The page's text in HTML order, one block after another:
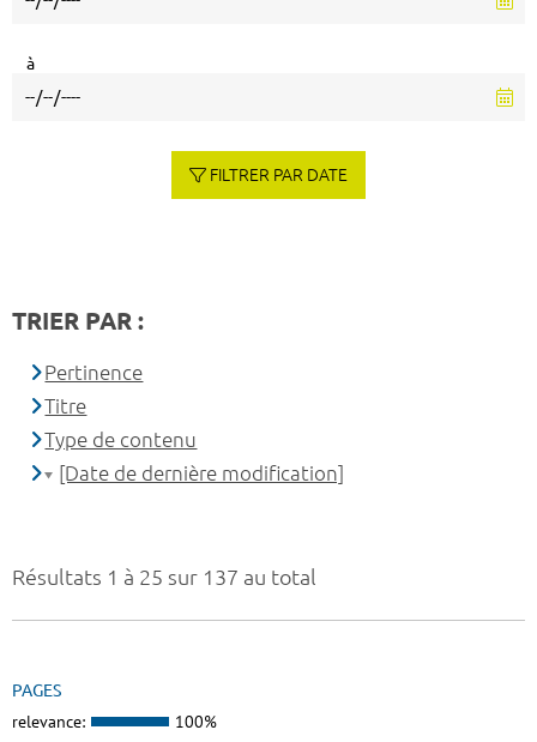
Résultats 1 à 25 sur 137 au total
PAGES
relevance: 100%
à
FILTRER PAR DATE
TRIER PAR :
Pertinence
Titre
Type de contenu
[Date de dernière modification]